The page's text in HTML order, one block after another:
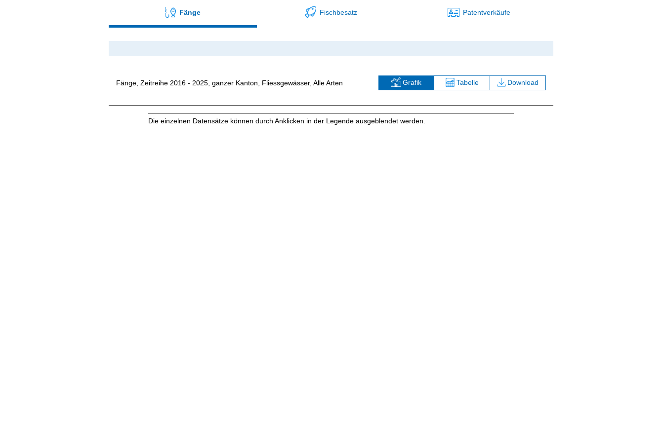
Fänge Fischbesatz Patentverkäufe
Grafik Tabelle Download
Fänge, Zeitreihe 2016 - 2025, ganzer Kanton, Fliessgewässer, Alle Arten
Die einzelnen Datensätze können durch Anklicken in der Legende ausgeblendet werden.